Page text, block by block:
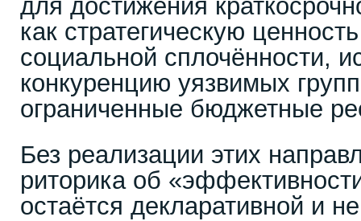
для достижения
как стратегическую
социальной сплочённости,
конкуренцию уязвимых
ограниченные бюджетные
Без реализации этих
риторика об
остаётся декларативной и